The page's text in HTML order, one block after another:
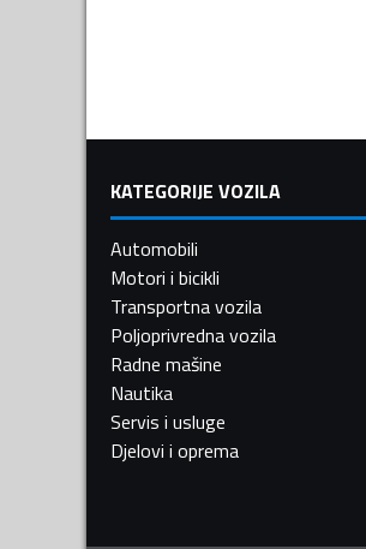
KATEGORIJE VOZILA
Automobili
Motori i bicikli
Transportna vozila
Poljoprivredna vozila
Radne mašine
Nautika
Servis i usluge
Djelovi i oprema